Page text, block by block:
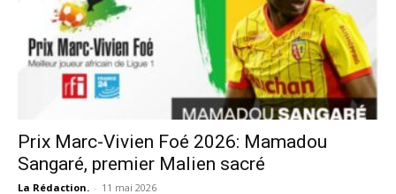
Prix Marc-Vivien Foé 2026: Mamadou
Sangaré, premier Malien sacré
La Rédaction. - 11 mai 2026